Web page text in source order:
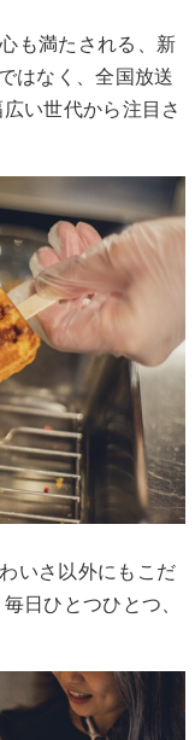
も満たされる、新
はなく、全国放送
い世代から注目さ
いさ以外にもこだ
日ひとつひとつ、